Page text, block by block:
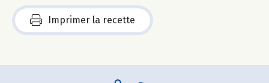
Imprimer la recette